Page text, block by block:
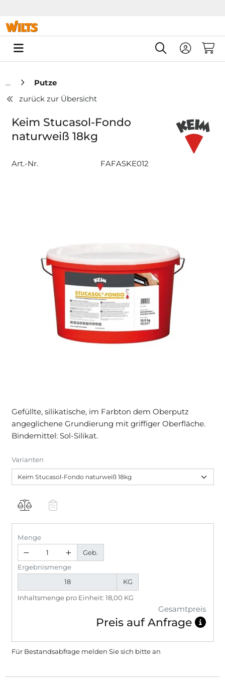
0
Putze
zurück zur Übersicht
Keim Stucasol-Fondo
naturweiß 18kg
Art.-Nr. FAFASKE012
Gefüllte, silikatische, im Farbton dem Oberputz
angeglichene Grundierung mit griffiger Oberfläche.
Bindemittel: Sol-Silikat.
Varianten
Menge
Geb.
Ergebnismenge
KG
Inhaltsmenge pro Einheit: 18,00 KG
Gesamtpreis
Preis auf Anfrage
Für Bestandsabfrage melden Sie sich bittean